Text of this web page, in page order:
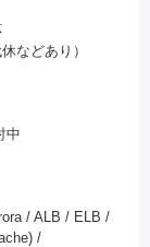
などあり）
中
/ ALB / ELB /
/